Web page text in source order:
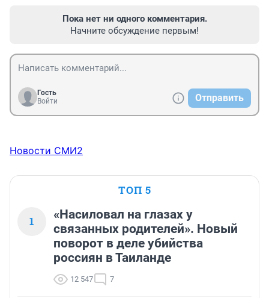
Пока нет ни одного комментария.
Начните обсуждение первым!
Гость
Войти
Отправить
Новости СМИ2
ТОП 5
1
«Насиловал на глазах у
связанных родителей». Новый
поворот в деле убийства
россиян в Таиланде
12 547 7